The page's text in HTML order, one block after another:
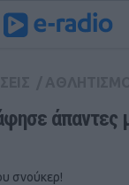
άπαντες
σνούκερ!